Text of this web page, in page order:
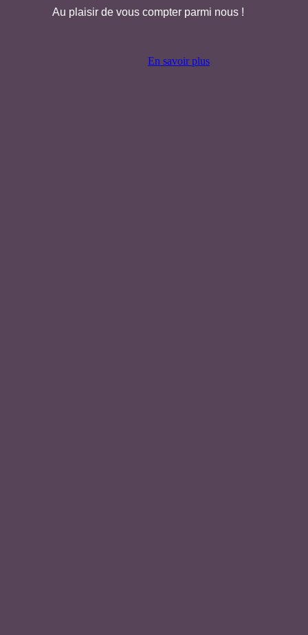
Au plaisir de vous compter parmi nous !
En savoir plus